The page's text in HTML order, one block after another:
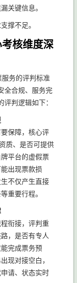
关键信息。
撑不足。
核维度深
务的评判标准
全合规、服务完
判逻辑如下：
保障，核心评
质、是否可提供
平台的虚假票
出现票款损
不仅产生直接
重要行程。
衔接，评判重
，是否有专人
完成票务预
现对接空白，
请、状态实时